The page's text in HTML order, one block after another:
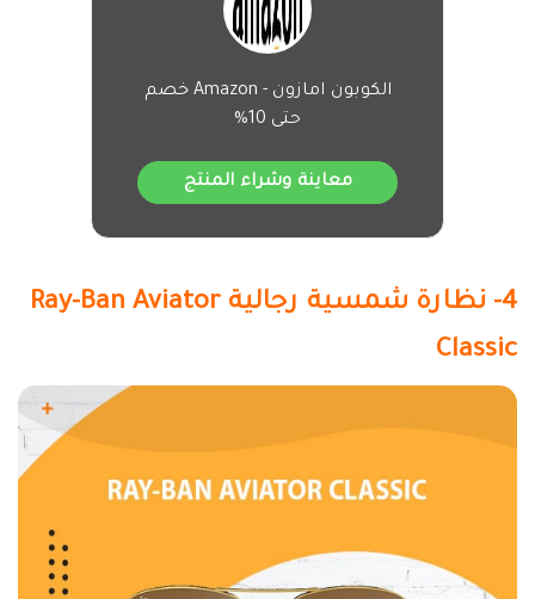
الكوبون امازون - Amazon خصم
حتى 10%
معاينة وشراء المنتج
4- نظارة شمسية رجالية Ray-Ban Aviator
Classic